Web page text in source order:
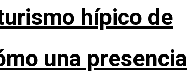
hípico de
una presencia